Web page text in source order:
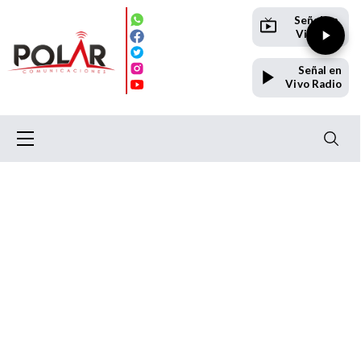
Señal en
Vivo TV
Señal en
Vivo Radio